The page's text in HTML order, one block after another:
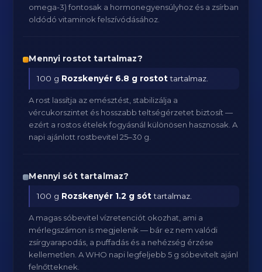
omega-3) fontosak a hormonegyensúlyhoz és a zsírban
oldódó vitaminok felszívódásához.
Mennyi rostot tartalmaz?
100 g Rozskenyér 6.8 g rostottartalmaz.
A rost lassítja az emésztést, stabilizálja a
vércukorszintet és hosszabb teltségérzetet biztosít —
ezért a rostos ételek fogyásnál különösen hasznosak. A
napi ajánlott rostbevitel 25–30 g.
Mennyi sót tartalmaz?
100 g Rozskenyér 1.2 g sóttartalmaz.
A magas sóbevitel vízretenciót okozhat, ami a
mérlegszámon is megjelenik — bár ez nem valódi
zsírgyarapodás, a puffadás és a nehézség érzése
kellemetlen. A WHO napi legfeljebb 5 g sóbevitelt ajánl
felnőtteknek.